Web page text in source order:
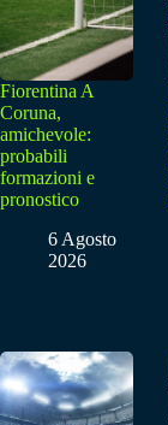
Fiorentina A
Coruna,
amichevole:
probabili
formazioni e
pronostico
6 Agosto
2026